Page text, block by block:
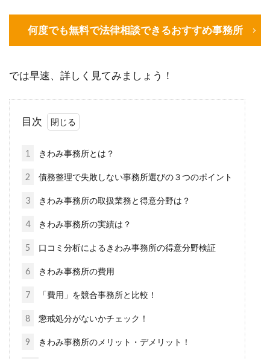
何度でも無料で法律相談できるおすすめ事務所
では早速、詳しく見てみましょう！
目次
1 きわみ事務所とは？
2 債務整理で失敗しない事務所選びの３つのポイント
3 きわみ事務所の取扱業務と得意分野は？
4 きわみ事務所の実績は？
5 口コミ分析によるきわみ事務所の得意分野検証
6 きわみ事務所の費用
7 「費用」を競合事務所と比較！
8 懲戒処分がないかチェック！
9 きわみ事務所のメリット・デメリット！